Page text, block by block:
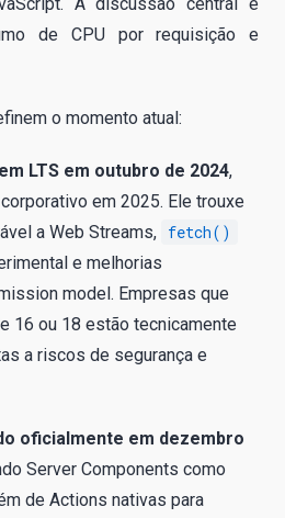
de CPU por requisição e
o momento atual:
LTS em outubro de 2024,
em 2025. Ele trouxe
a Web Streams, fetch()
e melhorias
model. Empresas que
16 ou 18 estão tecnicamente
a riscos de segurança e
oficialmente em dezembro
Server Components como
de Actions nativas para